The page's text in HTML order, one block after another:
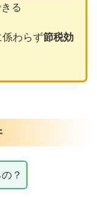
る
わらず節税効
？